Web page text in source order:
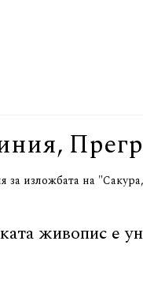
изложбата на
живопис е